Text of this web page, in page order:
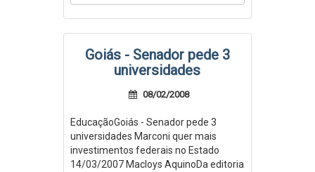
Goiás - Senador pede 3
universidades
08/02/2008
EducaçãoGoiás - Senador pede 3
universidades Marconi quer mais
investimentos federais no Estado
14/03/2007 Macloys AquinoDa editoria